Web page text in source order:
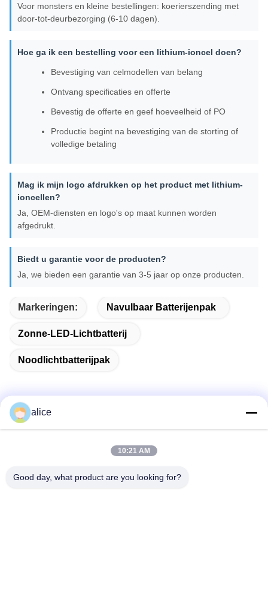
Voor monsters en kleine bestellingen: koerierszending met
door-tot-deurbezorging (6-10 dagen).
Hoe ga ik een bestelling voor een lithium-ioncel doen?
Bevestiging van celmodellen van belang
Ontvang specificaties en offerte
Bevestig de offerte en geef hoeveelheid of PO
Productie begint na bevestiging van de storting of
volledige betaling
Mag ik mijn logo afdrukken op het product met lithium-
ioncellen?
Ja, OEM-diensten en logo's op maat kunnen worden
afgedrukt.
Biedt u garantie voor de producten?
Ja, we bieden een garantie van 3-5 jaar op onze producten.
Markeringen: Navulbaar Batterijenpak
Zonne-LED-Lichtbatterij
Noodlichtbatterijpak
Fuyuan 5e Weg, Lithiumbatterij Industrie Park, High-tech
alice
10:21 AM
Good day, what product are you looking for?